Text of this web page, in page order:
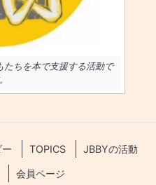
たちを本で支援する活動で
TOPICS JBBYの活動
会員ページ